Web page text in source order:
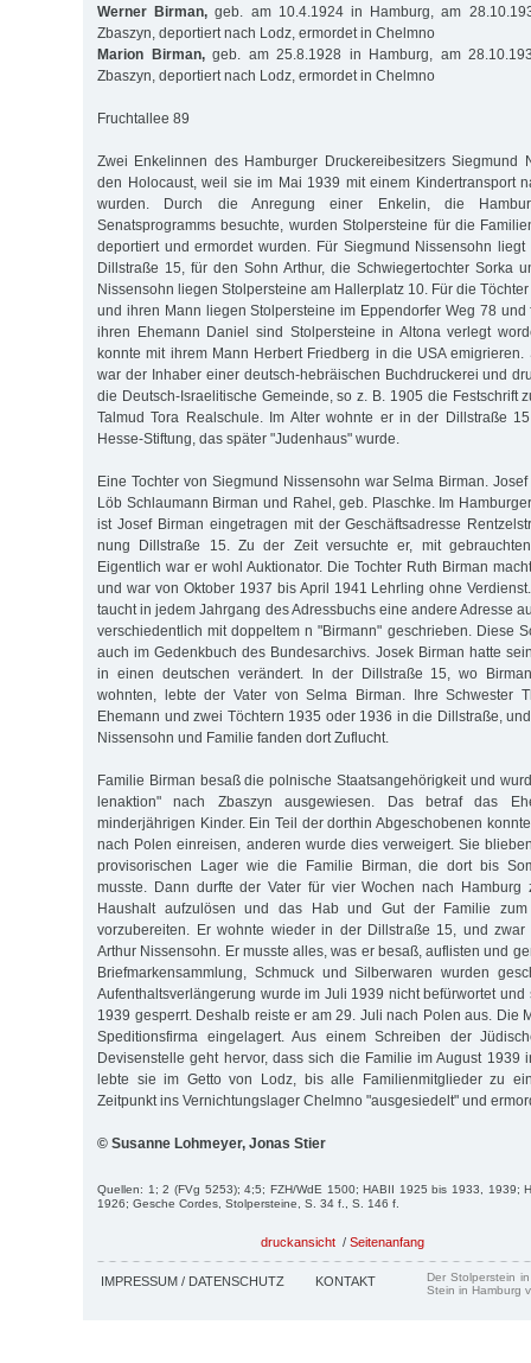
Werner Birman,geb. am 10.4.1924 in Hamburg, am
Zbaszyn, deportiert nach Lodz, ermordet in Chelmno
Marion Birman,geb. am 25.8.1928 in Hamburg, am
Zbaszyn, deportiert nach Lodz, ermordet in Chelmno
Fruchtallee 89
Zwei Enkelinnen des Hamburger Druckereibesitzers Siegmund
den Holo­caust, weil sie im Mai 1939 mit einem Kindertransport
wurden. Durch die Anregung einer Enkelin, die
Senatsprogramms besuchte, wurden Stolpersteine für die
deportiert und ermordet wurden. Für Siegmund Nissensohn
Dillstraße 15, für den Sohn Arthur, die Schwiegertochter Sorka
Nissensohn liegen Stolpersteine am Haller­­platz 10. Für die
und ihren Mann liegen Stolpersteine im Eppen­dorfer Weg 78
ihren Ehemann Daniel sind Stolpersteine in Altona verlegt
konnte mit ihrem Mann Herbert Friedberg in die USA emigrieren.
war der Inhaber einer deutsch-hebräischen Buch­dru­ckerei und
die Deutsch-Israelitische Gemeinde, so z. B. 1905 die Fest­schrift
Talmud Tora Realschule. Im Alter wohnte er in der Dill­stra­ße
Hesse-Stiftung, das später "Judenhaus" wurde.
Eine Tochter von Siegmund Nissensohn war Selma Birman.
Löb Schlau­mann Birman und Rahel, geb. Plaschke. Im
ist Josef Birman eingetragen mit der Geschäftsadresse
nung Dillstraße 15. Zu der Zeit versuchte er, mit
Eigentlich war er wohl Auktionator. Die Tochter Ruth Birman
und war von Oktober 1937 bis April 1941 Lehrling ohne
taucht in jedem Jahrgang des Adressbuchs eine andere Adresse
verschiedentlich mit doppeltem n "Birmann" geschrieben. Diese
auch im Gedenk­buch des Bundes­archivs. Josek Birman hatte
in einen deutschen verändert. In der Dillstraße 15, wo
wohnten, lebte der Vater von Selma Birman. Ihre Schwester
Ehemann und zwei Töchtern 1935 oder 1936 in die Dill­straße,
Nissensohn und Familie fanden dort Zu­flucht.
Familie Birman besaß die polnische Staatsangehörigkeit und
len­aktion" nach Zbaszyn ausgewiesen. Das betraf das
minderjährigen Kin­der. Ein Teil der dorthin Abgeschobenen
nach Polen einreisen, anderen wurde dies verweigert. Sie
provisorischen Lager wie die Familie Birman, die dort bis
musste. Dann durfte der Vater für vier Wochen nach Hamburg
Haushalt aufzulösen und das Hab und Gut der Familie
vorzubereiten. Er wohnte wieder in der Dill­straße 15, und
Arthur Nissensohn. Er musste alles, was er besaß, auflisten und
Briefmarkensammlung, Schmuck und Silber­waren wurden
Aufenthaltsverlängerung wurde im Juli 1939 nicht befürwortet und
1939 gesperrt. Deshalb reiste er am 29. Juli nach Polen aus. Die
Speditionsfirma eingelagert. Aus einem Schrei­ben der
Devisenstelle geht hervor, dass sich die Familie im Au­gust 1939
lebte sie im Getto von Lodz, bis alle Familienmitglieder zu
Zeitpunkt ins Vernichtungslager Chelmno "ausgesiedelt" und
© Susanne Lohmeyer, Jonas Stier
Quellen: 1; 2 (FVg 5253); 4;5; FZH/WdE 1500; HABII 1925 bis 1933, 1939;
1926; Gesche Cordes, Stolpersteine, S. 34 f., S. 146 f.
druckansicht / Seitenanfang
IMPRESSUM / DATENSCHUTZ KONTAKT
Der Stolperstein
Stein in Hamburg